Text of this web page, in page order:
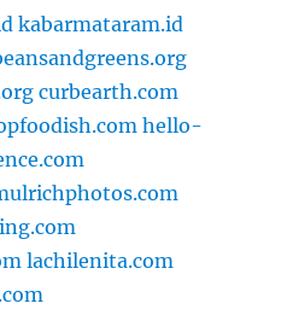
kabarmataram.id
curbearth.com
hello-
lachilenita.com